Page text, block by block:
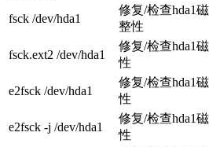
fsck /dev/hda1
修复/检查hda1
整性
fsck.ext2 /dev/hda1
修复/检查hda1
性
e2fsck /dev/hda1
修复/检查hda1
性
e2fsck -j /dev/hda1
修复/检查hda1
性